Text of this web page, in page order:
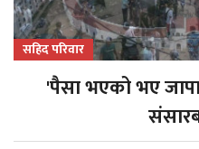
सहिद परिवार
'पैसा भएको भए